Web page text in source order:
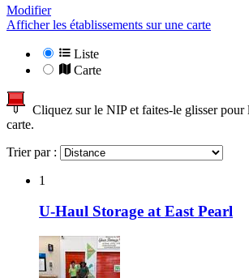
Modifier
Afficher les établissements sur une carte
Liste
Carte
Cliquez sur le NIP et faites-le glisser pour
carte.
Trier par :
1
U-Haul Storage at East Pearl